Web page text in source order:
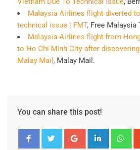
Malaysia Airlines flight diverted
technical issue | FMT, Free Malaysia
Malaysia Airlines flight from
to Ho Chi Minh City after discovering
Malay Mail , Malay Mail.
You can share this post!